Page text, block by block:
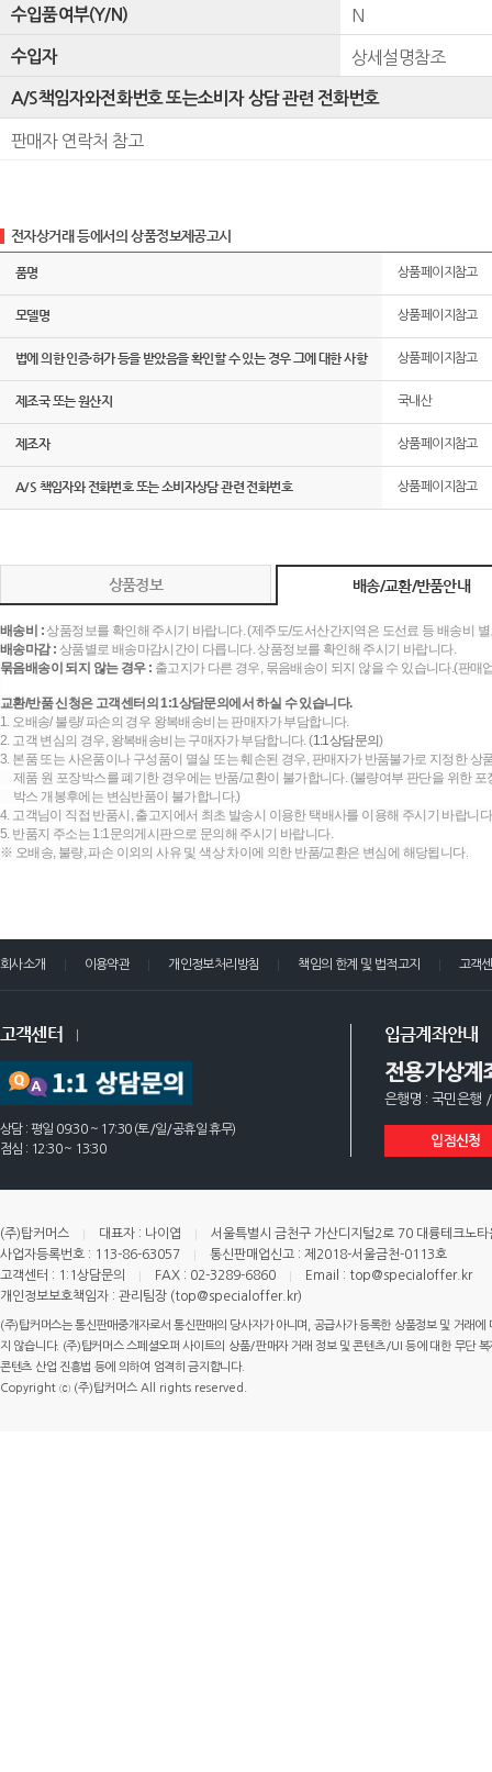
수입품여부(Y/N) N
수입자 상세설명참조
A/S책임자와전화번호 또는소비자 상담 관련 전화번호
판매자 연락처 참고
전자상거래 등에서의 상품정보제공고시
품명 상품페이지참고
모델명 상품페이지참고
법에 의한 인증·허가 등을 받았음을 확인할 수 있는 경우 그에 대한 사항 상품페이지참고
제조국 또는 원산지 국내산
제조자 상품페이지참고
A/S 책임자와 전화번호 또는 소비자상담 관련 전화번호 상품페이지참고
상품정보 배송/교환/반품안내
배송비 :상품정보를 확인해 주시기 바랍니다. (제주도/도서산간지역은 도선료 등 배송비
배송마감 : 상품별로 배송마감시간이 다릅니다. 상품정보를 확인해 주시기 바랍니다.
묶음배송이 되지 않는 경우 : 출고지가 다른 경우, 묶음배송이 되지 않을 수 있습니다.(판
교환/반품 신청은 고객센터의 1:1상담문의에서 하실 수 있습니다.
1. 오배송/ 불량/ 파손의 경우 왕복배송비는 판매자가 부담합니다.
2. 고객 변심의 경우, 왕복배송비는 구매자가 부담합니다. (1:1상담문의)
3. 본품 또는 사은품이나 구성품이 멸실 또는 훼손된 경우, 판매자가 반품불가로 지정한 상
제품 원 포장박스를 폐기한 경우에는 반품/교환이 불가합니다. (불량여부 판단을 위한
박스 개봉후에는 변심반품이 불가합니다.)
4. 고객님이 직접 반품시, 출고지에서 최초 발송시 이용한 택배사를 이용해 주시기 바랍니
5. 반품지 주소는 1:1문의게시판으로 문의해 주시기 바랍니다.
※ 오배송, 불량, 파손 이외의 사유 및 색상 차이에 의한 반품/교환은 변심에 해당됩니다.
회사소개 이용약관 개인정보처리방침 책임의 한계 및 법적고지 고객
고객센터
상담 : 평일 09:30 ~ 17:30 (토/일/공휴일 휴무)
점심 : 12:30 ~ 13:30
입금계좌안내
전용가상계
은행명 : 국민은행
입점신청
(주)탑커머스 대표자 : 나이엽
서울특별시 금천구 가산디지털2로 70 대륭테크노
사업자등록번호 : 113-86-63057
통신판매업신고 : 제2018-서울금천-0113호
고객센터 : 1:1상담문의
FAX : 02-3289-6860
Email : top@specialoffer.kr
개인정보보호책임자 : 관리팀장 (top@specialoffer.kr)
(주)탑커머스는 통신판매중개자로서 통신판매의 당사자가 아니며, 공급사가 등록한 상품정보 및 거래
지 않습니다. (주)탑커머스 스페셜오퍼 사이트의 상품/판매자 거래 정보 및 콘텐츠/UI 등에 대한 무단
콘텐츠 산업 진흥법 등에 의하여 엄격히 금지합니다.
Copyright ⓒ (주)탑커머스 All rights reserved.